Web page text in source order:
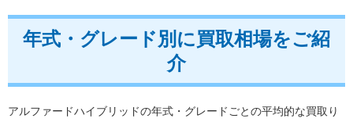
年式・グレード別に買取相場をご紹
介
アルファードハイブリッドの年式・グレードごとの平均的な買取り